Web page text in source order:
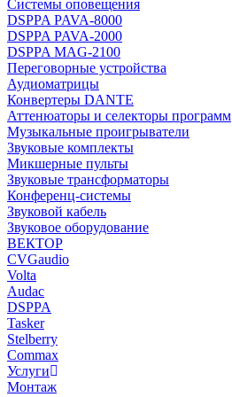
Системы оповещения
DSPPA PAVA-8000
DSPPA PAVA-2000
DSPPA MAG-2100
Переговорные устройства
Аудиоматрицы
Конвертеры DANTE
Аттенюаторы и селекторы программ
Музыкальные проигрыватели
Звуковые комплекты
Микшерные пульты
Звуковые трансформаторы
Конференц-системы
Звуковой кабель
Звуковое оборудование
ВЕКТОР
CVGaudio
Volta
Audac
DSPPA
Tasker
Stelberry
Commax
Услуги
Монтаж